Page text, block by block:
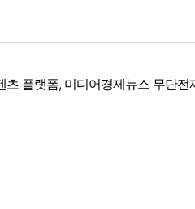
플랫폼, 미디어경제뉴스 무단전